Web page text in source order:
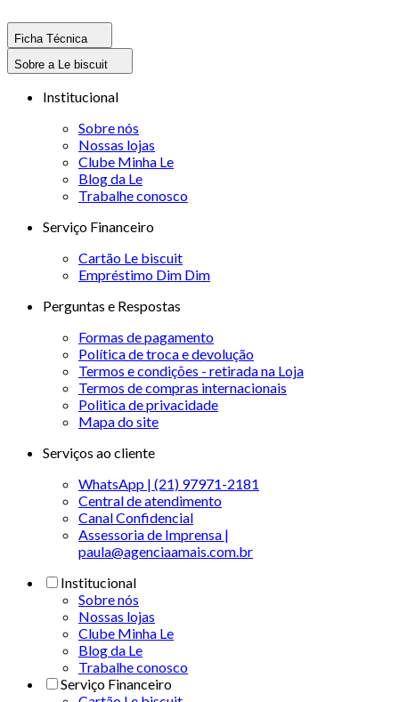
Ficha Técnica
Sobre a Le biscuit
Institucional
Sobre nós
Nossas lojas
Clube Minha Le
Blog da Le
Trabalhe conosco
Serviço Financeiro
Cartão Le biscuit
Empréstimo Dim Dim
Perguntas e Respostas
Formas de pagamento
Política de troca e devolução
Termos e condições - retirada na Loja
Termos de compras internacionais
Politica de privacidade
Mapa do site
Serviços ao cliente
WhatsApp | (21) 97971-2181
Central de atendimento
Canal Confidencial
Assessoria de Imprensa |
paula@agenciaamais.com.br
Institucional
Sobre nós
Nossas lojas
Clube Minha Le
Blog da Le
Trabalhe conosco
Serviço Financeiro